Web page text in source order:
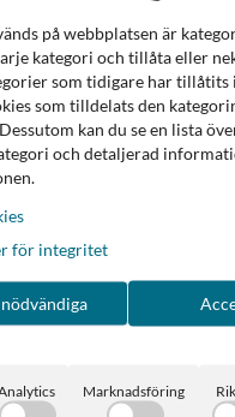
på webbplatsen är
kategori och tillåta eller
som tidigare har tillåtits
som tilldelats den
kan du se en lista
och detaljerad
för integritet
Marknadsföring